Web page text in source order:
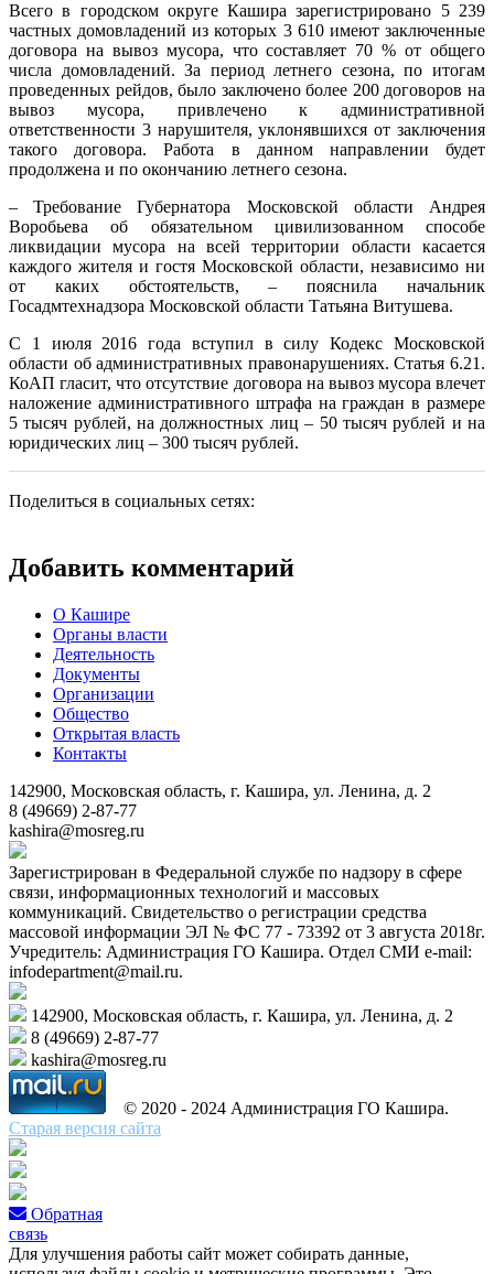
Всего в городском округе Кашира зарегистрировано 5 239
частных домовладений из которых 3 610 имеют заключенные
договора на вывоз мусора, что составляет 70 % от общего
числа домовладений. За период летнего сезона, по итогам
проведенных рейдов, было заключено более 200 договоров на
вывоз мусора, привлечено к административной
ответственности 3 нарушителя, уклонявшихся от заключения
такого договора. Работа в данном направлении будет
продолжена и по окончанию летнего сезона.
– Требование Губернатора Московской области Андрея
Воробьева об обязательном цивилизованном способе
ликвидации мусора на всей территории области касается
каждого жителя и гостя Московской области, независимо ни
от каких обстоятельств, – пояснила начальник
Госадмтехнадзора Московской области Татьяна Витушева.
С 1 июля 2016 года вступил в силу Кодекс Московской
области об административных правонарушениях. Статья 6.21.
КоАП гласит, что отсутствие договора на вывоз мусора влечет
наложение административного штрафа на граждан в размере
5 тысяч рублей, на должностных лиц – 50 тысяч рублей и на
юридических лиц – 300 тысяч рублей.
Поделиться в социальных сетях:
Добавить комментарий
О Кашире
Органы власти
Деятельность
Документы
Организации
Общество
Открытая власть
Контакты
142900, Московская область, г. Кашира, ул. Ленина, д. 2
8 (49669) 2-87-77
kashira@mosreg.ru
Зарегистрирован в Федеральной службе по надзору в сфере
связи, информационных технологий и массовых
коммуникаций. Свидетельство о регистрации средства
массовой информации ЭЛ № ФС 77 - 73392 от 3 августа 2018г.
Учредитель: Администрация ГО Кашира. Отдел СМИ e-mail:
infodepartment@mail.ru.
142900, Московская область, г. Кашира, ул. Ленина, д. 2
8 (49669) 2-87-77
kashira@mosreg.ru
© 2020 - 2024 Администрация ГО Кашира.
Старая версия сайта
Обратная
связь
Для улучшения работы сайт может собирать данные,